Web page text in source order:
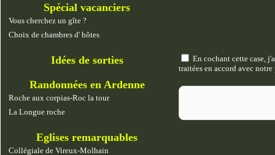
Spécial vacanciers
Vous cherchez un gîte ?
Choix de chambres d' hôtes
Idées de sorties
Randonnées en Ardenne
Roche aux corpias-Roc la tour
La Longue roche
Eglises remarquables
Collégiale de Vireux-Molhain
En cochant cette case,
traitées en accord avec